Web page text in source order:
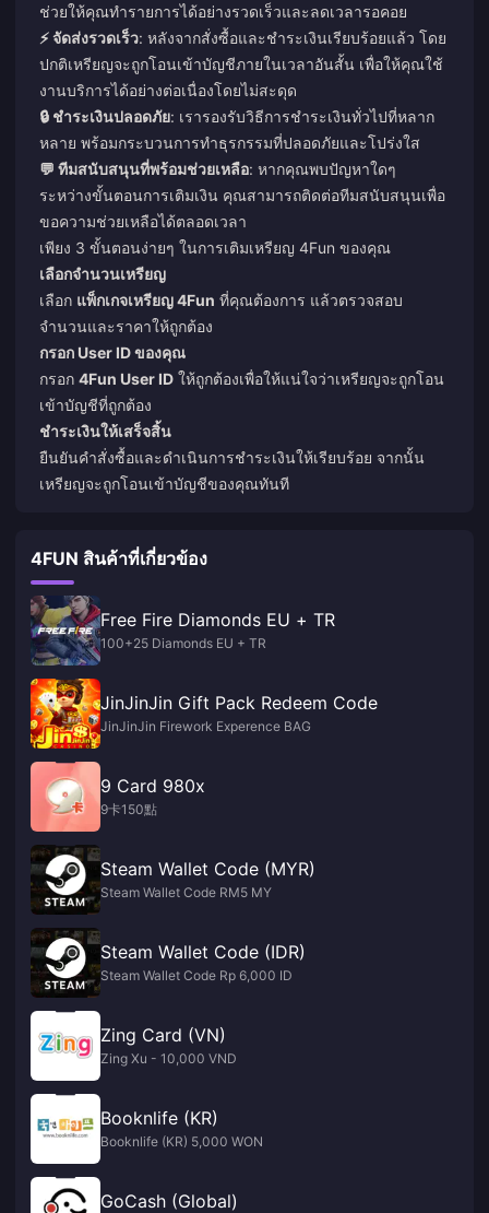
ช่วยให้คุณทำรายการได้อย่างรวดเร็วและลดเวลารอคอย
⚡ จัดส่งรวดเร็ว: หลังจากสั่งซื้อและชำระเงินเรียบร้อยแล้ว โดย
ปกติเหรียญจะถูกโอนเข้าบัญชีภายในเวลาอันสั้น เพื่อให้คุณใช้
งานบริการได้อย่างต่อเนื่องโดยไม่สะดุด
🔒 ชำระเงินปลอดภัย: เรารองรับวิธีการชำระเงินทั่วไปที่หลาก
หลาย พร้อมกระบวนการทำธุรกรรมที่ปลอดภัยและโปร่งใส
💬 ทีมสนับสนุนที่พร้อมช่วยเหลือ: หากคุณพบปัญหาใดๆ
ระหว่างขั้นตอนการเติมเงิน คุณสามารถติดต่อทีมสนับสนุนเพื่อ
ขอความช่วยเหลือได้ตลอดเวลา
เพียง 3 ขั้นตอนง่ายๆ ในการเติมเหรียญ 4Fun ของคุณ
เลือกจำนวนเหรียญ
เลือก แพ็กเกจเหรียญ 4Fun ที่คุณต้องการ แล้วตรวจสอบ
จำนวนและราคาให้ถูกต้อง
กรอก User ID ของคุณ
กรอก 4Fun User ID ให้ถูกต้องเพื่อให้แน่ใจว่าเหรียญจะถูกโอน
เข้าบัญชีที่ถูกต้อง
ชำระเงินให้เสร็จสิ้น
ยืนยันคำสั่งซื้อและดำเนินการชำระเงินให้เรียบร้อย จากนั้น
เหรียญจะถูกโอนเข้าบัญชีของคุณทันที
4FUN สินค้าที่เกี่ยวข้อง
Free Fire Diamonds EU + TR
100+25 Diamonds EU + TR
JinJinJin Gift Pack Redeem Code
JinJinJin Firework Experence BAG
9 Card 980x
9卡150點
Steam Wallet Code (MYR)
Steam Wallet Code RM5 MY
Steam Wallet Code (IDR)
Steam Wallet Code Rp 6,000 ID
Zing Card (VN)
Zing Xu - 10,000 VND
Booknlife (KR)
Booknlife (KR) 5,000 WON
GoCash (Global)